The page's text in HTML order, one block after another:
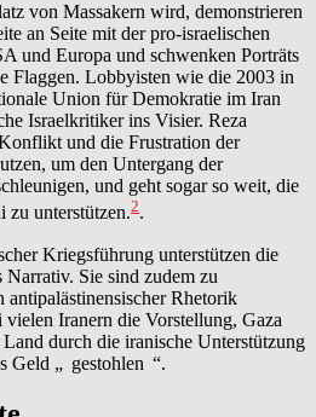
von Massakern wird, demonstrieren
an Seite mit der pro-israelischen
und Europa und schwenken Porträts
Flaggen. Lobbyisten wie die 2003 in
Union für Demokratie im Iran
Israelkritiker ins Visier. Reza
und die Frustration der
um den Untergang der
und geht sogar so weit, die
unterstützen.2.
Kriegsführung unterstützen die
Sie sind zudem zu
antipalästinensischer Rhetorik
Iranern die Vorstellung, Gaza
durch die iranische Unterstützung
Geld „ gestohlen “.